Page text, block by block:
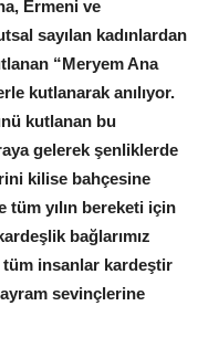
Ermeni ve
sayılan kadınlardan
“Meryem Ana
kutlanarak anılıyor.
kutlanan bu
gelerek şenliklerde
kilise bahçesine
yılın bereketi için
bağlarımız
tüm insanlar kardeştir
sevinçlerine